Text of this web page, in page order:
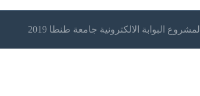
لمشروع البوابة الالكترونية جامعة طنطا 2019